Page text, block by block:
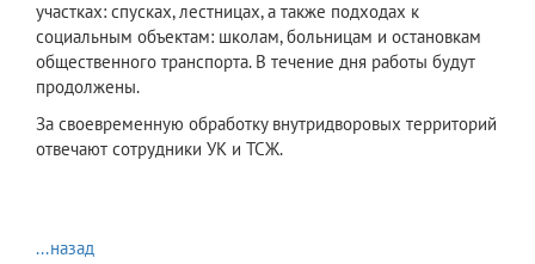
участках: спусках, лестницах, а также подходах к
социальным объектам: школам, больницам и остановкам
общественного транспорта. В течение дня работы будут
продолжены.
За своевременную обработку внутридворовых территорий
отвечают сотрудники УК и ТСЖ.
...назад